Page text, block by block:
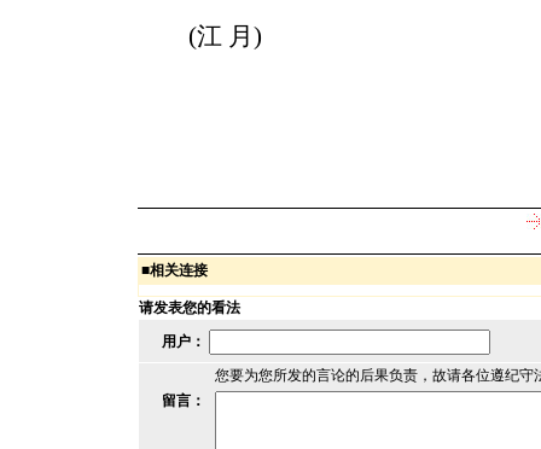
(江 月)
■相关连接
请发表您的看法
用户：
您要为您所发的言论的后果负责，故请各位遵纪守
留言：